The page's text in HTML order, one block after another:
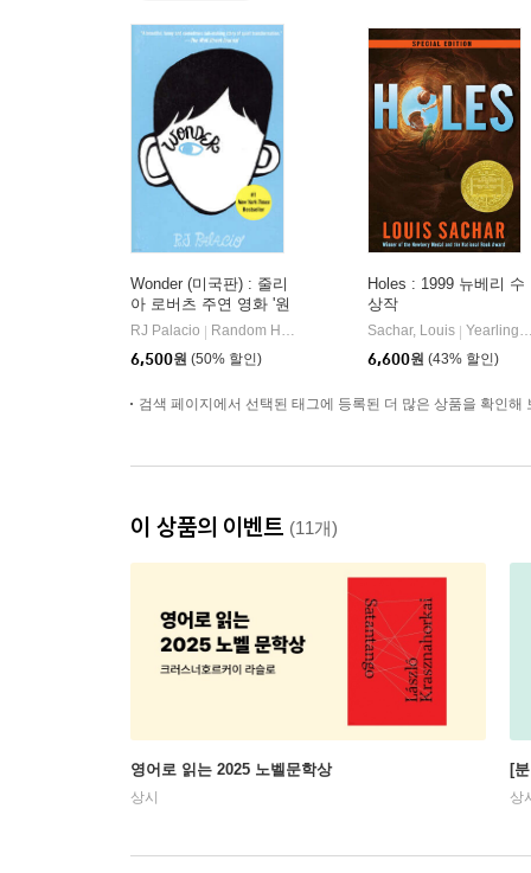
Wonder (미국판) : 줄리
아 로버츠 주연 영화 '원
더' 원작 소설
RJ Palacio
Random House
6,500원 (50% 할인)
Holes : 1999 뉴베리 수
상작
Sachar, Louis
Yearling Books
6,600원 (43% 할인)
검색 페이지에서 선택된 태그에 등록된 더 많은 상품을 확인해
이 상품의 이벤트 (11개)
영어로 읽는 2025 노벨문학상
상시
[
상